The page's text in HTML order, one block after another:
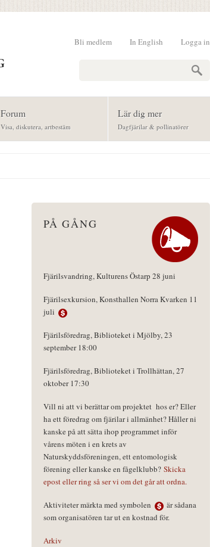
Logga in
In English
Bli medlem
Forum
Visa, diskutera, artbestäm
Lär dig mer
Dagfjärilar & pollinatörer
PÅ GÅNG
Fjärilsvandring, Kulturens Östarp 28 juni
Fjärilsexkursion, Konsthallen Norra Kvarken 11
juli
Fjärilsföredrag, Biblioteket i Mjölby, 23
september 18:00
Fjärilsföredrag, Biblioteket i Trollhättan, 27
oktober 17:30
Vill ni att vi berättar om projektet hos er? Eller
ha ett föredrag om fjärilar i allmänhet? Håller ni
kanske på att sätta ihop programmet inför
vårens möten i en krets av
Naturskyddsföreningen, ett entomologisk
förening eller kanske en fågelklubb? Skicka
epost eller ring så ser vi om det går att ordna.
Aktiviteter märkta med symbolen
är sådana
som organisatören tar ut en kostnad för.
Arkiv